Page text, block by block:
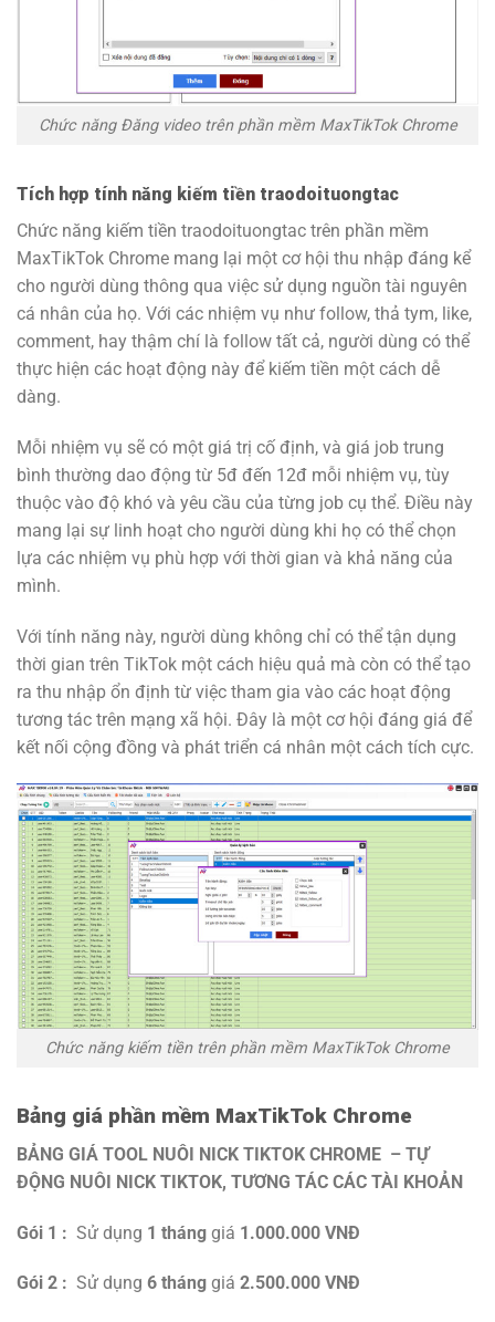
Chức năng Đăng video trên phần mềm MaxTikTok Chrome
Tích hợp tính năng kiếm tiền traodoituongtac
Chức năng kiếm tiền traodoituongtac trên phần mềm
MaxTikTok Chrome mang lại một cơ hội thu nhập đáng kể
cho người dùng thông qua việc sử dụng nguồn tài nguyên
cá nhân của họ. Với các nhiệm vụ như follow, thả tym, like,
comment, hay thậm chí là follow tất cả, người dùng có thể
thực hiện các hoạt động này để kiếm tiền một cách dễ
dàng.
Mỗi nhiệm vụ sẽ có một giá trị cố định, và giá job trung
bình thường dao động từ 5đ đến 12đ mỗi nhiệm vụ, tùy
thuộc vào độ khó và yêu cầu của từng job cụ thể. Điều này
mang lại sự linh hoạt cho người dùng khi họ có thể chọn
lựa các nhiệm vụ phù hợp với thời gian và khả năng của
mình.
Với tính năng này, người dùng không chỉ có thể tận dụng
thời gian trên TikTok một cách hiệu quả mà còn có thể tạo
ra thu nhập ổn định từ việc tham gia vào các hoạt động
tương tác trên mạng xã hội. Đây là một cơ hội đáng giá để
kết nối cộng đồng và phát triển cá nhân một cách tích cực.
Chức năng kiếm tiền trên phần mềm MaxTikTok Chrome
Bảng giá phần mềm MaxTikTok Chrome
BẢNG GIÁ TOOL NUÔI NICK TIKTOK CHROME – TỰ
ĐỘNG NUÔI NICK TIKTOK, TƯƠNG TÁC CÁC TÀI KHOẢN
Gói 1 : Sử dụng 1 tháng giá 1.000.000 VNĐ
Gói 2 : Sử dụng 6 tháng giá 2.500.000 VNĐ